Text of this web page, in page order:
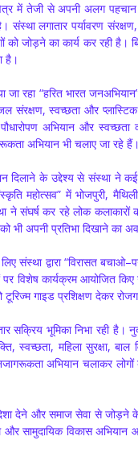
में तेजी से अपनी अलग
संस्था लगातार पर्यावरण
को जोड़ने का कार्य कर रही
है।
जा रहा “हरित भारत
संरक्षण, स्वच्छता और
पौधारोपण अभियान और
अभियान भी चलाए जा रहे हैं।
दिलाने के उद्देश्य से संस्था ने
महोत्सव” में भोजपुरी,
ने संघर्ष कर रहे लोक
भी अपनी प्रतिभा दिखाने का
संस्था द्वारा “विरासत
विशेष कार्यक्रम आयोजित किए
गाइड प्रशिक्षण देकर
सक्रिय भूमिका निभा रही
स्वच्छता, महिला सुरक्षा,
अभियान चलाकर
देने और समाज सेवा से जोड़ने के
और सामुदायिक विकास